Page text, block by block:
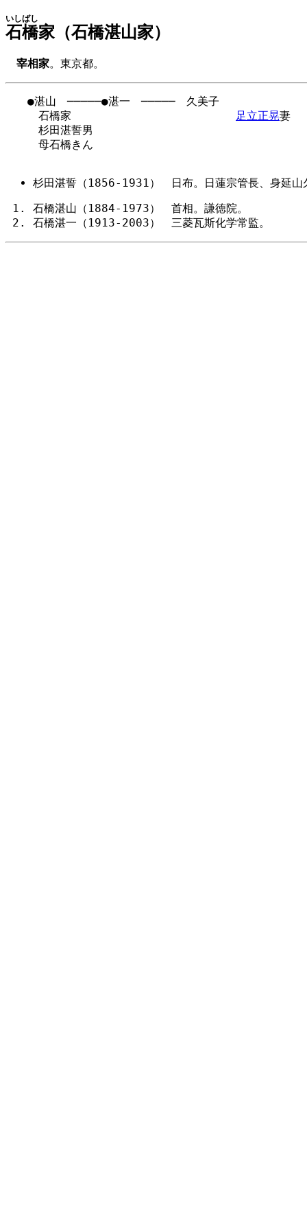
石橋
いしばし
家（石橋湛山家）
宰相家。東京都。
●湛山　─────●湛一　─────　久美子
石橋家 足立正晃妻
杉田湛誓男
母石橋きん
杉田湛誓（1856-1931） 日布。日蓮宗管長、身延山
石橋湛山（1884-1973） 首相。謙徳院。
石橋湛一（1913-2003） 三菱瓦斯化学常監。